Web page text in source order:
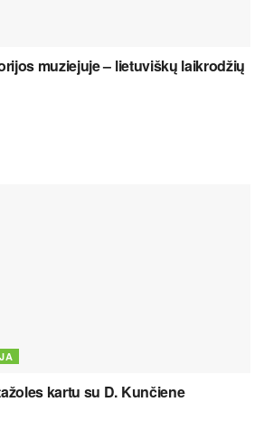
muziejuje – lietuviškų laikrodžių
kartu su D. Kunčiene